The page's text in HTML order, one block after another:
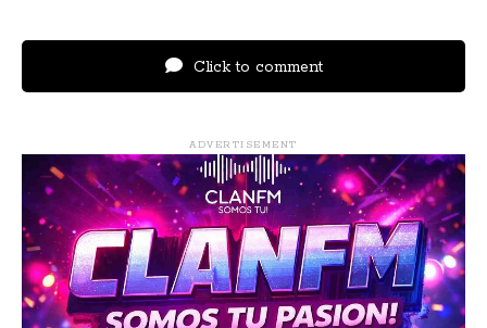
Click to comment
ADVERTISEMENT